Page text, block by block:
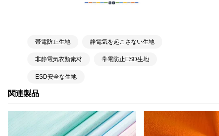
関連製品
帯電防止生地 静電気を起こさない生地
非静電気衣類素材 帯電防止ESD生地
ESD安全な生地